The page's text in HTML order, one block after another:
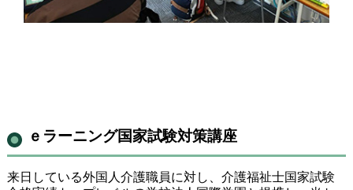
ｅラーニング国家試験対策講座
来日している外国人介護職員に対し、介護福祉士国家試験